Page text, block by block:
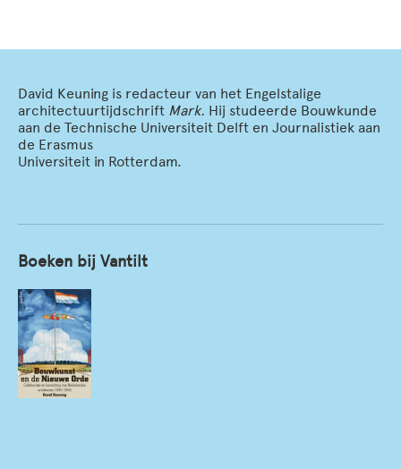
David Keuning is redacteur van het Engelstalige
architectuurtijdschrift Mark. Hij studeerde Bouwkunde
aan de Technische Universiteit Delft en Journalistiek aan
de Erasmus
Universiteit in Rotterdam.
Boeken bij Vantilt